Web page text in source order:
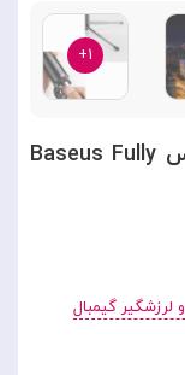
۱+
مونوپاد و سه پایه شاتر دار بیسوس Baseus Fully
و لرزشگیر گیمبال